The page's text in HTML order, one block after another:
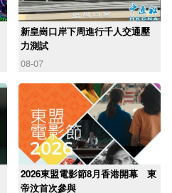
新皇崗口岸下周進行千人交通壓
力測試
08-07
2026東盟電影節8月香港開幕 東
帝汶首次參與